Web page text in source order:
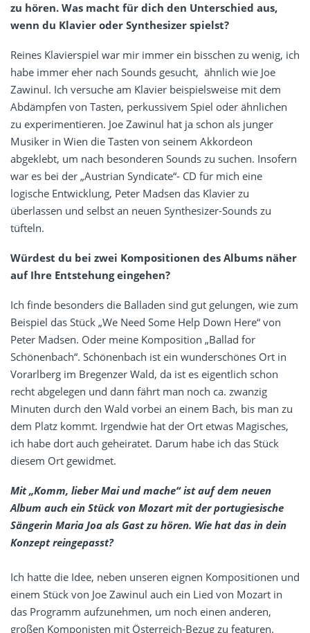
zu hören. Was macht für dich den Unterschied aus,
wenn du Klavier oder Synthesizer spielst?
Reines Klavierspiel war mir immer ein bisschen zu wenig, ich
habe immer eher nach Sounds gesucht, ähnlich wie Joe
Zawinul. Ich versuche am Klavier beispielsweise mit dem
Abdämpfen von Tasten, perkussivem Spiel oder ähnlichen
zu experimentieren. Joe Zawinul hat ja schon als junger
Musiker in Wien die Tasten von seinem Akkordeon
abgeklebt, um nach besonderen Sounds zu suchen. Insofern
war es bei der „Austrian Syndicate“- CD für mich eine
logische Entwicklung, Peter Madsen das Klavier zu
überlassen und selbst an neuen Synthesizer-Sounds zu
tüfteln.
Würdest du bei zwei Kompositionen des Albums näher
auf Ihre Entstehung eingehen?
Ich finde besonders die Balladen sind gut gelungen, wie zum
Beispiel das Stück „We Need Some Help Down Here“ von
Peter Madsen. Oder meine Komposition „Ballad for
Schönenbach“. Schönenbach ist ein wunderschönes Ort in
Vorarlberg im Bregenzer Wald, da ist es eigentlich schon
recht abgelegen und dann fährt man noch ca. zwanzig
Minuten durch den Wald vorbei an einem Bach, bis man zu
dem Platz kommt. Irgendwie hat der Ort etwas Magisches,
ich habe dort auch geheiratet. Darum habe ich das Stück
diesem Ort gewidmet.
Mit „Komm, lieber Mai und mache“ ist auf dem neuen
Album auch ein Stück von Mozart mit der portugiesische
Sängerin Maria Joa als Gast zu hören. Wie hat das in dein
Konzept reingepasst?
Ich hatte die Idee, neben unseren eignen Kompositionen und
einem Stück von Joe Zawinul auch ein Lied von Mozart in
das Programm aufzunehmen, um noch einen anderen,
großen Komponisten mit Österreich-Bezug zu featuren.